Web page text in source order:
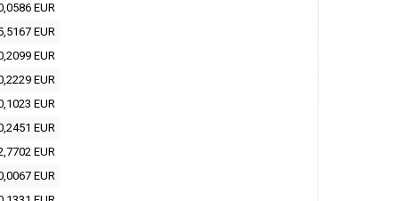
EUR
EUR
EUR
EUR
EUR
EUR
EUR
EUR